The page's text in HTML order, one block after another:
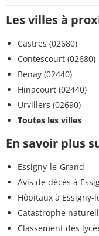
Les villes à
Castres (02680)
Contescourt (02680)
Benay (02440)
Hinacourt (02440)
Urvillers (02690)
Toutes les villes
En savoir plus
Essigny-le-Grand
Avis de décès à
Hôpitaux à Essigny-
Catastrophe
Classement des